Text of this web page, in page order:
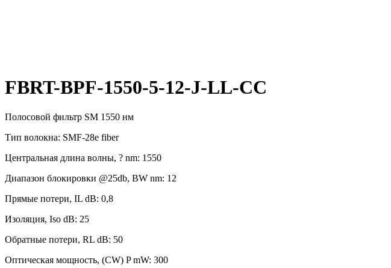
FBRT-BPF-1550-5-12-J-LL-CC
Полосовой фильтр SM 1550 нм
Тип волокна: SMF-28e fiber
Центральная длина волны, ? nm: 1550
Диапазон блокировки @25db, BW nm: 12
Прямые потери, IL dB: 0,8
Изоляция, Iso dB: 25
Обратные потери, RL dB: 50
Оптическая мощность, (CW) P mW: 300